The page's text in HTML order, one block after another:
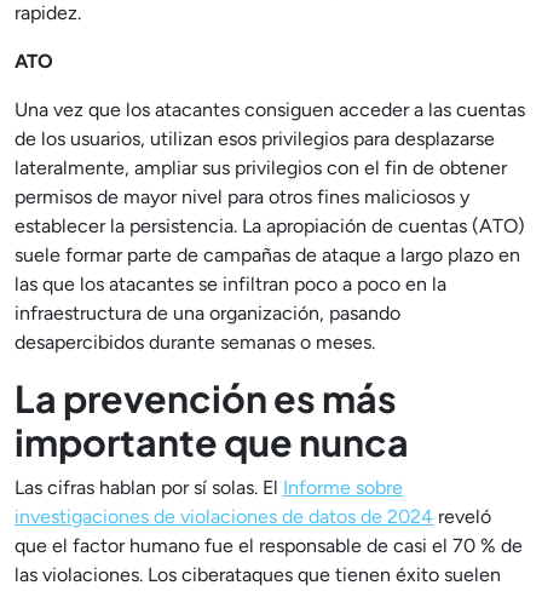
rapidez.
ATO
Una vez que los atacantes consiguen acceder a las cuentas
de los usuarios, utilizan esos privilegios para desplazarse
lateralmente, ampliar sus privilegios con el fin de obtener
permisos de mayor nivel para otros fines maliciosos y
establecer la persistencia. La apropiación de cuentas (ATO)
suele formar parte de campañas de ataque a largo plazo en
las que los atacantes se infiltran poco a poco en la
infraestructura de una organización, pasando
desapercibidos durante semanas o meses.
La prevención es más
importante que nunca
Las cifras hablan por sí solas. El Informe sobre
investigaciones de violaciones de datos de 2024 reveló
que el factor humano fue el responsable de casi el 70 % de
las violaciones. Los ciberataques que tienen éxito suelen